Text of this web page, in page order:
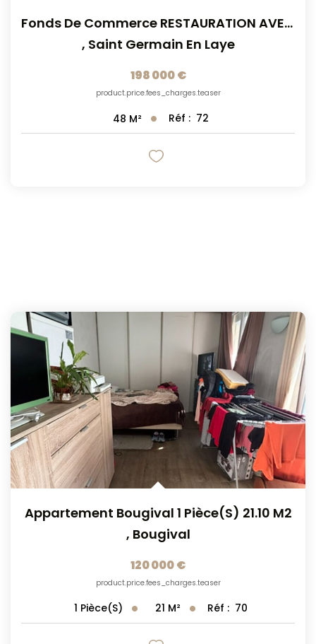
Fonds De Commerce RESTAURATION AVEC EXTRACTION
, Saint Germain En Laye
198 000 €
product.price.fees_charges.teaser
48 M² Réf : 72
Appartement Bougival 1 Pièce(s) 21.10 M2
, Bougival
120 000 €
product.price.fees_charges.teaser
1 Pièce(s) 21 M² Réf : 70